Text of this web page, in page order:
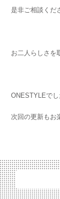
是非ご相談くださ
お二人らしさを
ONESTYLEで
次回の更新もお